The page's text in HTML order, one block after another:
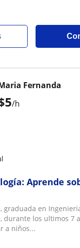
5/h
Fernanda
Aprende
graduada en
durante los ultimos 7
a niños...